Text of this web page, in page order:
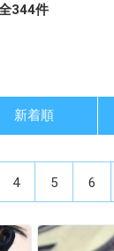
344件
新着順
4 5 6